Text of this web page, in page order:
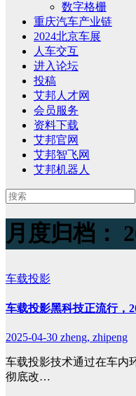
数字格栅
重庆汽车产业链
2024北京车展
人车交互
进入论坛
投稿
艾邦人才网
会员服务
资料下载
艾邦官网
艾邦智飞网
艾邦机器人
月度归档：
车载投影
车载投影黑科技正流行，
2025-04-30 zheng, zhipeng
车载投影技术通过在车内
彻底改…